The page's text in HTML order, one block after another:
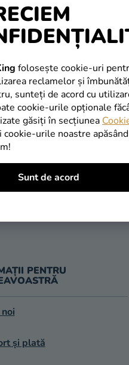
folosește cookie-uri
reclamelor și
sunteți de acord cu
cookie-urile opționale
găsiți în secțiunea
cookie-urile noastre
Sunt de acord
Dar puteţi
INAPOI
TRANSPORT
GRATUIT
PENTRU
și plată